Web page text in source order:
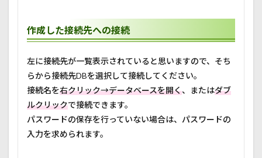
作成した接続先への接続
左に接続先が一覧表示されていると思いますので、そち
らから接続先DBを選択して接続してください。
接続名を右クリック→データベースを開く、またはダブ
ルクリックで接続できます。
パスワードの保存を行っていない場合は、パスワードの
入力を求められます。